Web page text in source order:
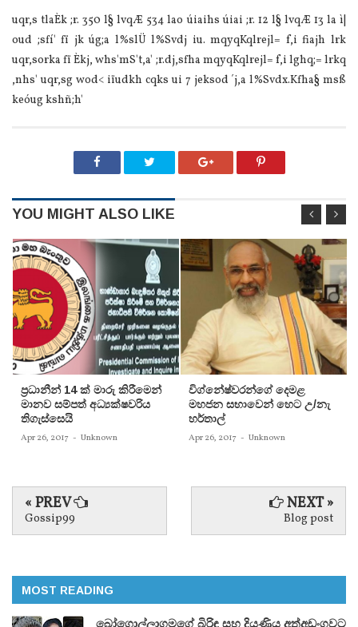
uqr,s tla‌Èk ;r. 350 l§ lvqÆ 534 la‌o úia‌ihs úia‌i ;r. 12 l§ lvqÆ 13 la‌ ì|
oud ;sfí' fï jk úg;a l%slÜ‌ l%Svdj iu. mqyqKqlrejl= f,i fiajh lrk
uqr,sorka fï Èkj, whs'mS't,a' ;r.dj,sfha mqyqKqlrejl= f,i lghq;= lrkq
,nhs' uqr,sg wod< iïudkh cqks ui 7 jeksod ´j,a l%Svdx.Kfha§ msß
keóug kshñ;h'
YOU MIGHT ALSO LIKE
ප‍්‍රධානීන් 14 ක් මාරු කිරීමෙන්
මානව සම්පත් අධ්‍යක්ෂවරිය
තිගැස්සෙයි
Apr 26, 2017 - Unknown
විග්නේෂ්වරන්ගේ දෙමළ
මහජන සභාවෙන් හෙට උ/නැ
හර්තාල්
Apr 26, 2017 - Unknown
« PREV
Gossip99
NEXT »
Blog post
MOST READING
බෝගොල්ලාගමගේ බිරිඳ සහ දියණිය අත්අඩංගුවට